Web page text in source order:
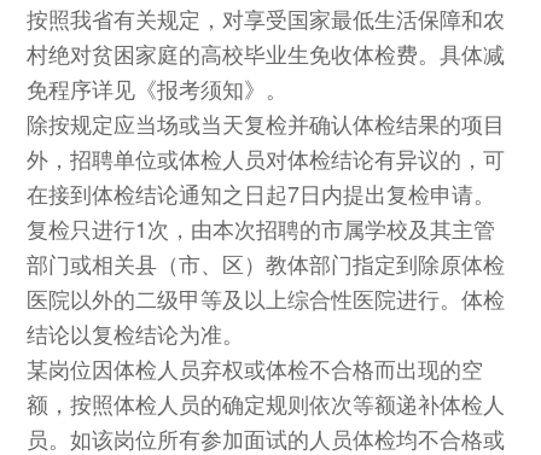
按照我省有关规定，对享受国家最低生活保障和农
村绝对贫困家庭的高校毕业生免收体检费。具体减
免程序详见《报考须知》。
除按规定应当场或当天复检并确认体检结果的项目
外，招聘单位或体检人员对体检结论有异议的，可
在接到体检结论通知之日起7日内提出复检申请。
复检只进行1次，由本次招聘的市属学校及其主管
部门或相关县（市、区）教体部门指定到除原体检
医院以外的二级甲等及以上综合性医院进行。体检
结论以复检结论为准。
某岗位因体检人员弃权或体检不合格而出现的空
额，按照体检人员的确定规则依次等额递补体检人
员。如该岗位所有参加面试的人员体检均不合格或